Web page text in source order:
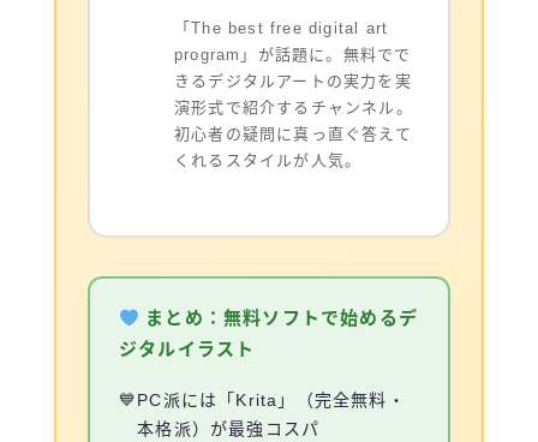
「The best free digital art
program」が話題に。無料でで
きるデジタルアートの実力を実
演形式で紹介するチャンネル。
初心者の疑問に真っ直ぐ答えて
くれるスタイルが人気。
まとめ：無料ソフトで始めるデ
ジタルイラスト
PC派には「Krita」（完全無料・
本格派）が最強コスパ